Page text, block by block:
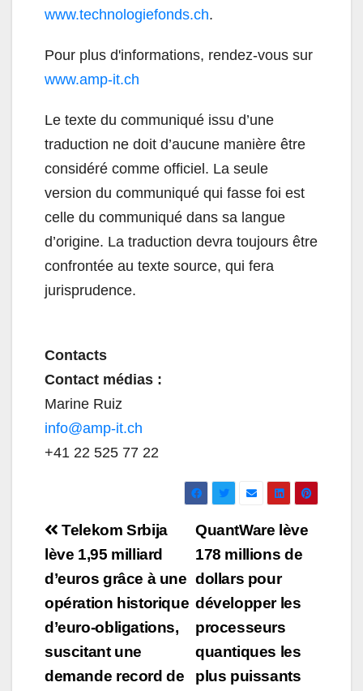
www.technologiefonds.ch.
Pour plus d'informations, rendez-vous sur
www.amp-it.ch
Le texte du communiqué issu d’une
traduction ne doit d’aucune manière être
considéré comme officiel. La seule
version du communiqué qui fasse foi est
celle du communiqué dans sa langue
d’origine. La traduction devra toujours être
confrontée au texte source, qui fera
jurisprudence.
Contacts
Contact médias :
Marine Ruiz
info@amp-it.ch
+41 22 525 77 22
Navigation
de
l’article
QuantWare lève
178 millions de
dollars pour
développer les
processeurs
quantiques les
plus puissants
Telekom Srbija
lève 1,95 milliard
d’euros grâce à une
opération historique
d’euro-obligations,
suscitant une
demande record de